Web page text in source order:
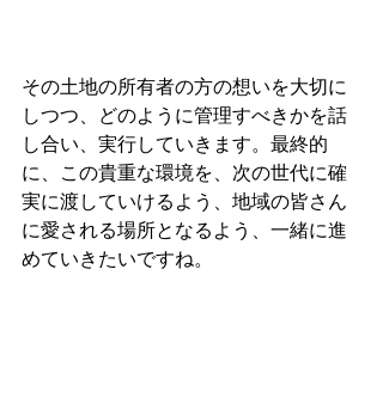
その土地の所有者の方の想いを大切に
しつつ、どのように管理すべきかを話
し合い、実行していきます。最終的
に、この貴重な環境を、次の世代に確
実に渡していけるよう、地域の皆さん
に愛される場所となるよう、一緒に進
めていきたいですね。